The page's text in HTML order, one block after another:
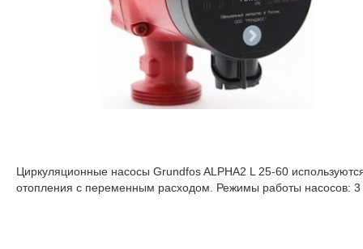
Циркуляционные насосы Grundfos ALPHA2 L 25-60
отопления с переменным расходом. Режимы работы насосов: